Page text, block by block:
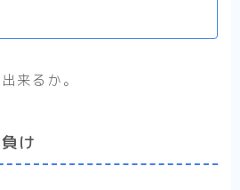
来るか。
け